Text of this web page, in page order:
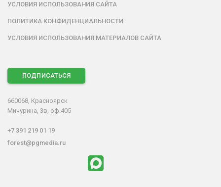
УСЛОВИЯ ИСПОЛЬЗОВАНИЯ САЙТА
ПОЛИТИКА КОНФИДЕНЦИАЛЬНОСТИ
УСЛОВИЯ ИСПОЛЬЗОВАНИЯ МАТЕРИАЛОВ САЙТА
ПОДПИСАТЬСЯ
660068, Красноярск
Мичурина, 3в, оф.405
+7 391 219 01 19
forest@pgmedia.ru